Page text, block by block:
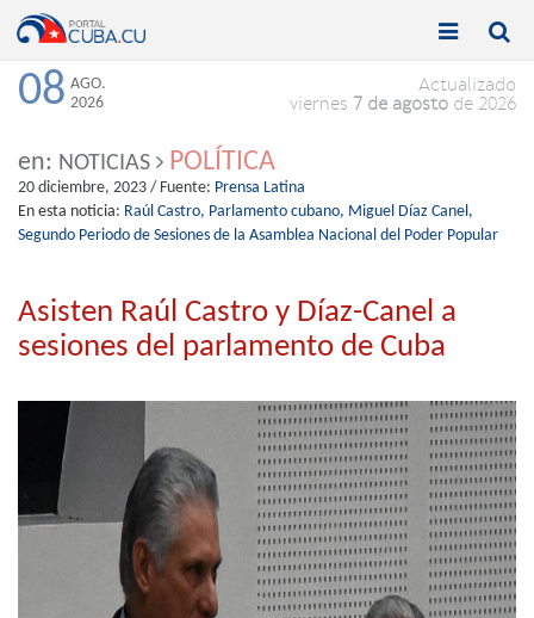
Toggle

Toggle

08 AGO.
2026
Actualizado
viernes 7 de agosto de 2026
en: NOTICIAS POLÍTICA
20 diciembre, 2023 / Fuente: Prensa Latina
En esta noticia: Raúl Castro, Parlamento cubano, Miguel Díaz Canel,
Segundo Periodo de Sesiones de la Asamblea Nacional del Poder Popular
Asisten Raúl Castro y Díaz-Canel a
sesiones del parlamento de Cuba